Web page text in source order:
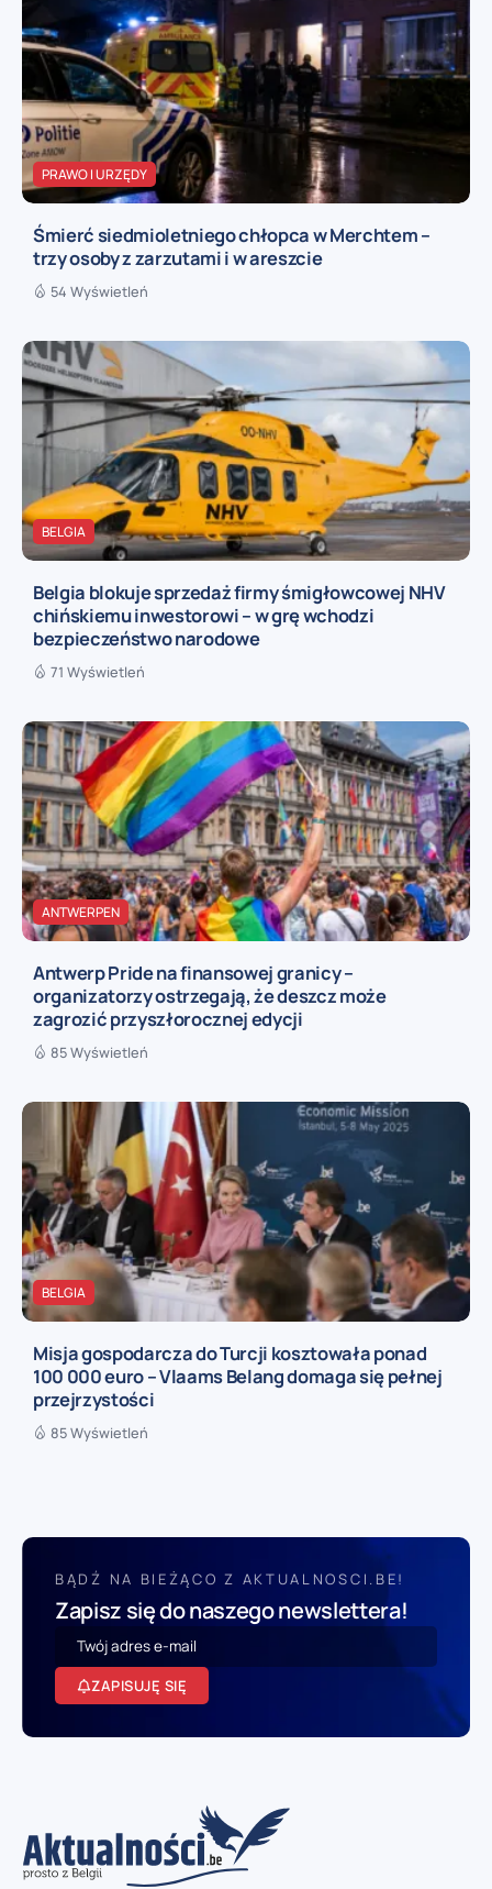
PRAWO I URZĘDY
Śmierć siedmioletniego chłopca w Merchtem –
trzy osoby z zarzutami i w areszcie
54 Wyświetleń
BELGIA
Belgia blokuje sprzedaż firmy śmigłowcowej NHV
chińskiemu inwestorowi – w grę wchodzi
bezpieczeństwo narodowe
71 Wyświetleń
ANTWERPEN
Antwerp Pride na finansowej granicy –
organizatorzy ostrzegają, że deszcz może
zagrozić przyszłorocznej edycji
85 Wyświetleń
BELGIA
Misja gospodarcza do Turcji kosztowała ponad
100 000 euro – Vlaams Belang domaga się pełnej
przejrzystości
85 Wyświetleń
BĄDŹ NA BIEŻĄCO Z AKTUALNOSCI.BE!
Zapisz się do naszego newslettera!
ZAPISUJĘ SIĘ